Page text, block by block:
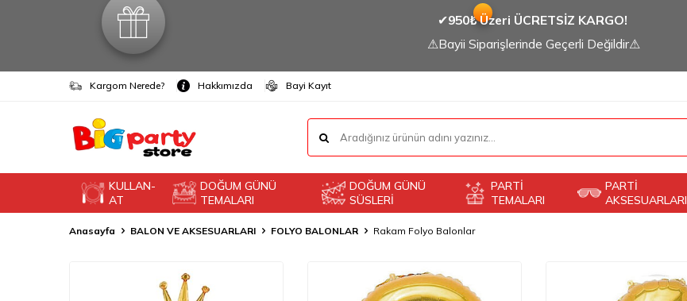
✔950₺ Üzeri ÜCRETSİZ KARGO!
⚠Bayii Siparişlerinde Geçerli Değildir⚠
Kargom Nerede? Hakkımızda Bayi Kayıt
KULLAN-
AT
DOĞUM GÜNÜ
TEMALARI
DOĞUM GÜNÜ
SÜSLERİ
PARTİ
TEMALARI
PARTİ
AKSESUARLARI
Anasayfa BALON VE AKSESUARLARI FOLYO BALONLAR Rakam Folyo Balonlar